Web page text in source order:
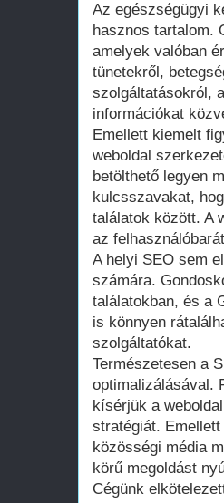
Az egészségügyi
hasznos tartalom.
amelyek valóban
tünetekről,
szolgáltatásokról,
információkat
Emellett kiemelt
weboldal
betölthető legyen
kulcsszavakat,
találatok között. A
az
A helyi SEO sem
számára.
találatokban, és a
is könnyen
szolgáltatókat.
Természetesen a
optimalizálásával.
kísérjük a
stratégiát.
közösségi média
körű megoldást
Cégünk